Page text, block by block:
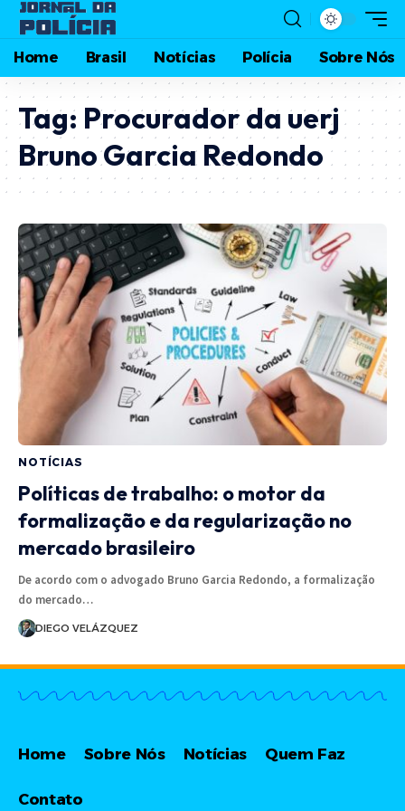
Home Brasil Notícias Polícia Sobre Nós
Tag: Procurador da uerj
Bruno Garcia Redondo
NOTÍCIAS
Políticas de trabalho: o motor da
formalização e da regularização no
mercado brasileiro
De acordo com o advogado Bruno Garcia Redondo, a formalização
do mercado…
DIEGO VELÁZQUEZ
Home Sobre Nós Notícias Quem Faz
Contato